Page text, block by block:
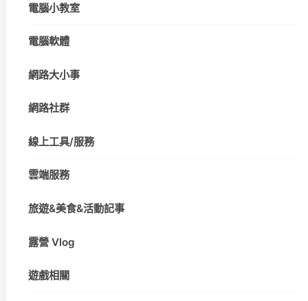
電腦小教室
電腦軟體
網路大小事
網路社群
線上工具/服務
雲端服務
旅遊&美食&活動記事
露營 Vlog
遊戲相關